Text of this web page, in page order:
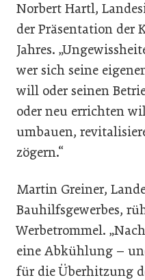
Norbert Hartl,
der Präsentation der
Jahres.
wer sich seine
will oder seinen
oder neu errichten
umbauen,
zögern.“
Martin Greiner,
Bauhilfsgewerbes,
Werbetrommel.
eine Abkühlung –
für die Überhitzung